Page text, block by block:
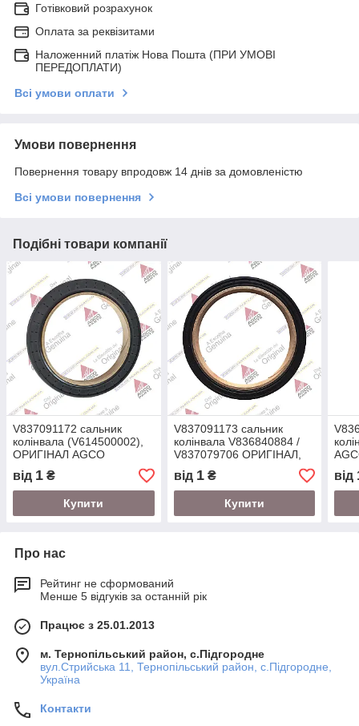
Готівковий розрахунок
Оплата за реквізитами
Наложенний платіж Нова Пошта (ПРИ УМОВІ
ПЕРЕДОПЛАТИ)
Всі умови оплати
Умови повернення
Повернення товару впродовж 14 днів за домовленістю
Всі умови повернення
Подібні товари компанії
V837091172 сальник
колінвала (V614500002),
ОРИГІНАЛ AGCO
від 1 ₴
Купити
V837091173 сальник
колінвала V836840884 /
V837079706 ОРИГІНАЛ,
двигун SISU / Valmet,
комбайн / трактор Massey
від 1₴
Купити
від
Про нас
Рейтинг не сформований
Менше 5 відгуків за останній рік
Працює з 25.01.2013
м. Тернопільський район, с.Підгородне
вул.Стрийська 11, Тернопільський район, с.Підгородне,
Україна
Контакти